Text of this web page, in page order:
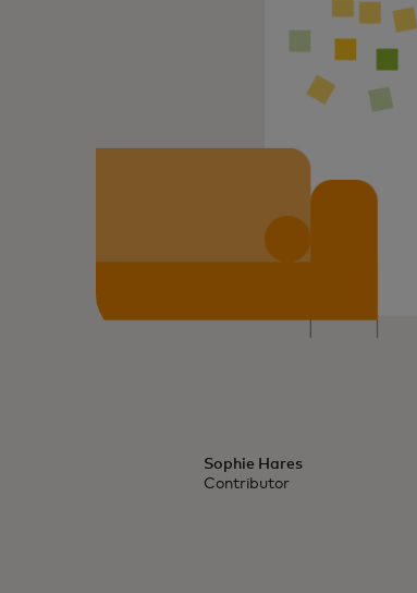
Sophie Hares
Contributor